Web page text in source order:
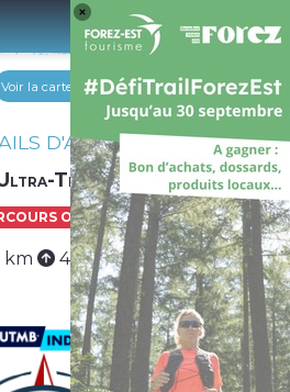
Log
Voir la carte
D'AUVERGNE 2026
Trail Duo
OFFICIEL
km 4991 m 4991 m